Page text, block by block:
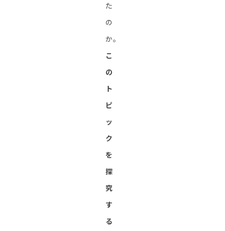
た
の
か。
こ
の
ト
ピ
ッ
ク
を
探
究
す
る